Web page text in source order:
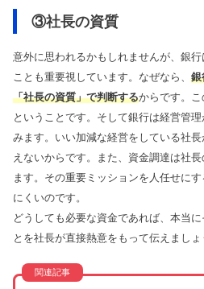
③社長の資質
意外に思われるかもしれませんが、銀
ことも重要視しています。なぜなら、 銀
「社長の資質」で判断するからです。
ということです。そして銀行は経営管
みます。いい加減な経営をしている社
えないからです。また、資金調達は社
ます。その重要ミッションを人任せに
にくいのです。
どうしても必要な資金であれば、本当
とを社長が直接熱意をもって伝えましょ